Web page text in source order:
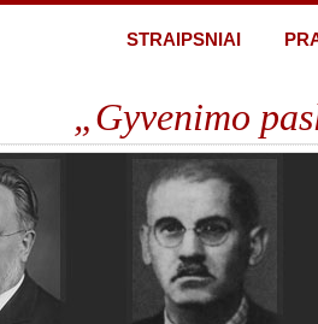
STRAIPSNIAI
„Gyvenimo